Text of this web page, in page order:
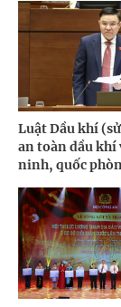
Luật Dầu khí
an toàn dầu khí
ninh, quốc